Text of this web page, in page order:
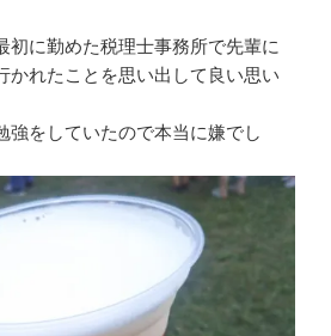
初に勤めた税理士事務所で先輩に
かれたことを思い出して良い思い
強をしていたので本当に嫌でし